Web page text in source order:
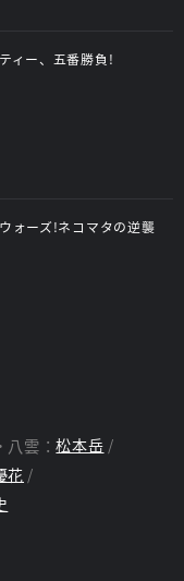
ィー、五番勝負!
ォーズ!ネコマタの逆襲
八雲：松本岳
花